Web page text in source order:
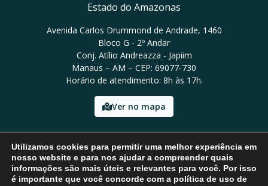
Estado do Amazonas
Avenida Carlos Drummond de Andrade, 1460
Bloco G - 2º Andar
Conj. Atílio Andreazza - Japiim
Manaus – AM – CEP: 69077-730
Horário de atendimento: 8h às 17h.
Ver no mapa
Email: presidencia@idam.am.gov.br
Tel: (92) 98452-9911
Utilizamos cookies para permitir uma melhor experiência em
nosso website e para nos ajudar a compreender quais
informações são mais úteis e relevantes para você. Por isso
é importante que você concorde com a política de uso de